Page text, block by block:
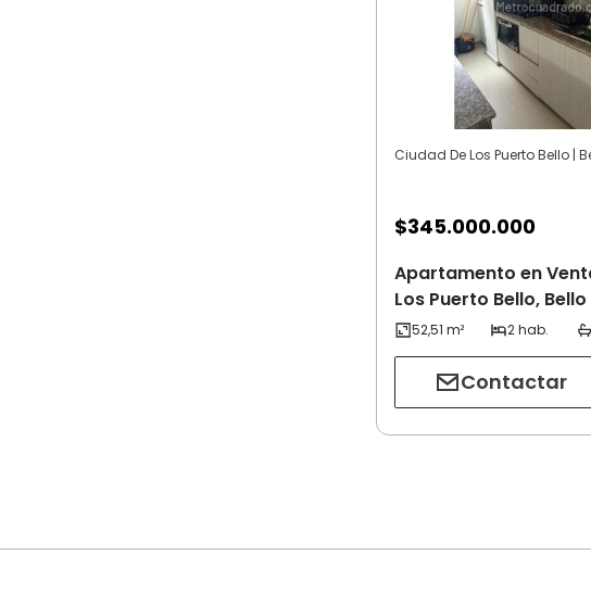
Ciudad De Los Puerto Bello |
$345.000.000
Apartamento en
Los Puerto Bello, Bello
Contactar